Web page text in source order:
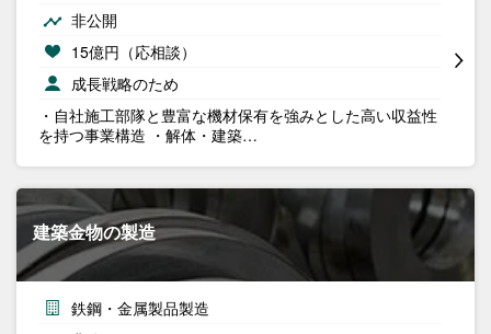
非公開
15億円（応相談）
成長戦略のため
・自社施工部隊と豊富な機材保有を強みとした高い収益性
を持つ事業構造 ・解体・建築…
建築金物の製造
鉄鋼・金属製品製造